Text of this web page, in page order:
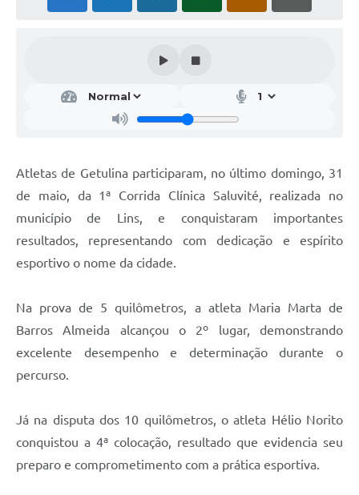
Atletas de Getulina participaram, no último domingo, 31
de maio, da 1ª Corrida Clínica Saluvité, realizada no
município de Lins, e conquistaram importantes
resultados, representando com dedicação e espírito
esportivo o nome da cidade.
Na prova de 5 quilômetros, a atleta Maria Marta de
Barros Almeida alcançou o 2º lugar, demonstrando
excelente desempenho e determinação durante o
percurso.
Já na disputa dos 10 quilômetros, o atleta Hélio Norito
conquistou a 4ª colocação, resultado que evidencia seu
preparo e comprometimento com a prática esportiva.